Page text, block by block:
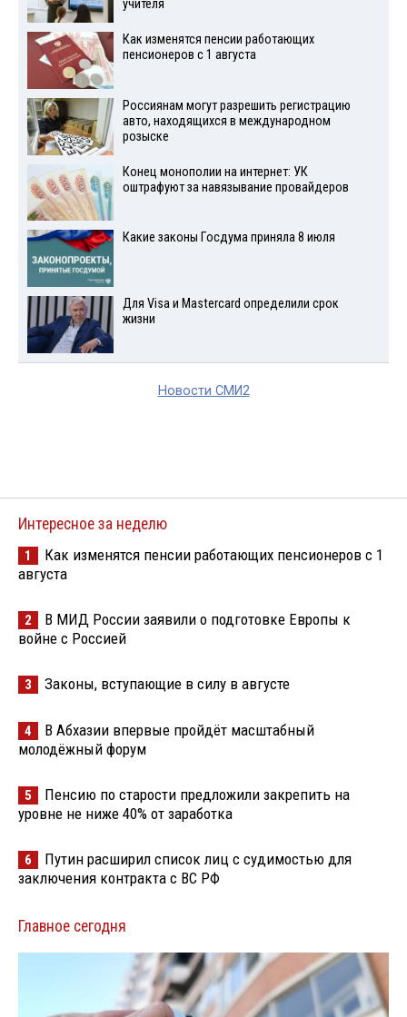
учителя
Как изменятся пенсии работающих
пенсионеров с 1 августа
Россиянам могут разрешить регистрацию
авто, находящихся в международном
розыске
Конец монополии на интернет: УК
оштрафуют за навязывание провайдеров
Какие законы Госдума приняла 8 июля
Для Visа и Mastercard определили срок
жизни
Новости СМИ2
Интересное за неделю
1
Как изменятся пенсии работающих пенсионеров с 1
августа
2
В МИД России заявили о подготовке Европы к
войне с Россией
3 Законы, вступающие в силу в августе
4
В Абхазии впервые пройдёт масштабный
молодёжный форум
5
Пенсию по старости предложили закрепить на
уровне не ниже 40% от заработка
6
Путин расширил список лиц с судимостью для
заключения контракта с ВС РФ
Главное сегодня